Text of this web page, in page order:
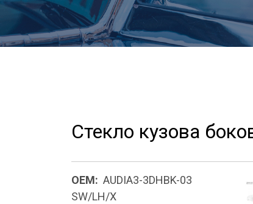
Стекло кузова
OEM: AUDIA3-3DHBK-03
SW/LH/X